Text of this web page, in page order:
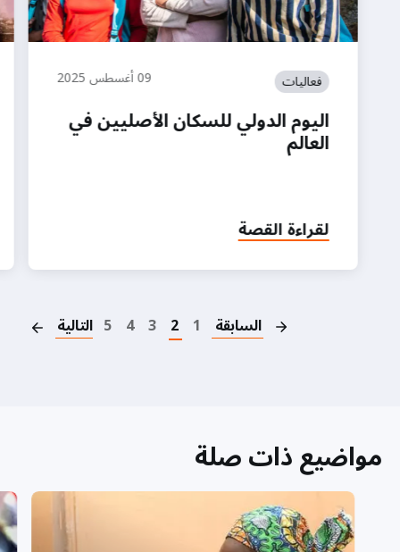
فعاليات 09 أغسطس 2025
اليوم الدولي للسكان الأصليين في
العالم
لقراءة القصة
السابقة 1
2
3
4
5 التالية
مواضيع ذات صلة